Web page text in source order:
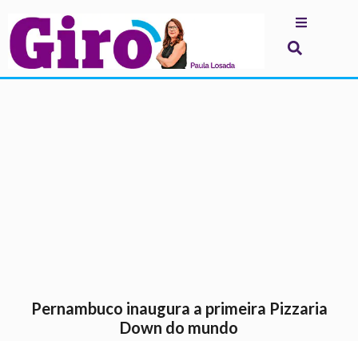
Pernambuco inaugura a primeira Pizzaria
Down do mundo